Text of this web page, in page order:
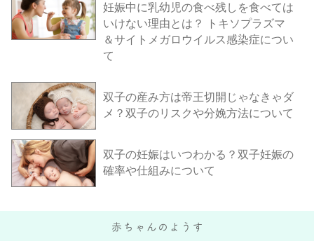
妊娠中に乳幼児の食べ残しを食べては
いけない理由とは？ トキソプラズマ
＆サイトメガロウイルス感染症につい
て
双子の産み方は帝王切開じゃなきゃダ
メ？双子のリスクや分娩方法について
双子の妊娠はいつわかる？双子妊娠の
確率や仕組みについて